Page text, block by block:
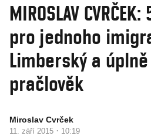
MIROSLAV
pro jednoho
Limberský a
pračlověk
Miroslav Cvrček
11. září 2015 · 10:19